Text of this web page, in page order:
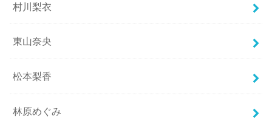
村川梨衣
東山奈央
松本梨香
林原めぐみ